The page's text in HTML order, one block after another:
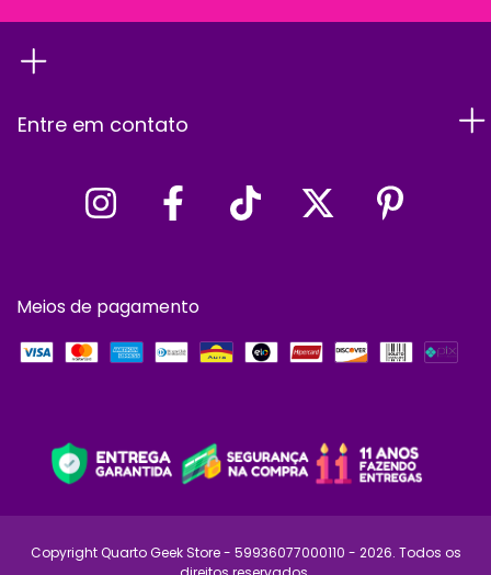
Entre em contato
Meios de pagamento
Copyright Quarto Geek Store - 59936077000110 - 2026. Todos os